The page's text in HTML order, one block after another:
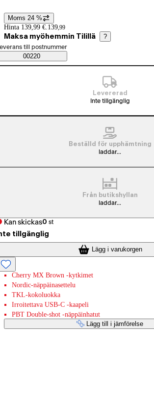
Prisinformation
Moms 24 %
Hinta 139,99 €. 139,99
Maksa myöhemmin Tilillä ?
Saatavuustiedot
beställningssätt
till postnummer
00220
Levererad
Inte tillgänglig
Beställd för upphämtning
laddar...
Från butikshyllan
laddar...
Kan skickas0 st
tillgänglig
Lägg i varukorgen
Cherry MX Brown -kytkimet
Nordic-näppäinasettelu
TKL-kokoluokka
Irroitettava USB-C -kaapeli
PBT Double-shot -näppäinhatut
Lägg till i jämförelse